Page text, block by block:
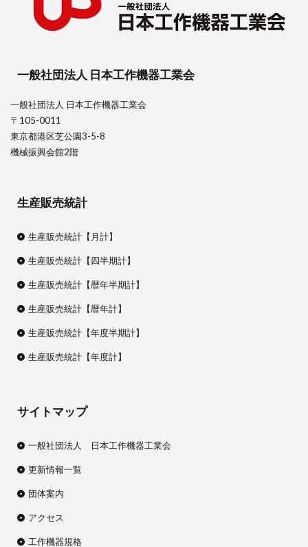
一般社団法人 日本工作機器工業会
一般社団法人 日本工作機器工業会
〒105-0011
東京都港区芝公園3-5-8
機械振興会館2階
生産販売統計
生産販売統計【月計】
生産販売統計【四半期計】
生産販売統計【暦年半期計】
生産販売統計【暦年計】
生産販売統計【年度半期計】
生産販売統計【年度計】
サイトマップ
一般社団法人 日本工作機器工業会
更新情報一覧
団体案内
アクセス
工作機器規格